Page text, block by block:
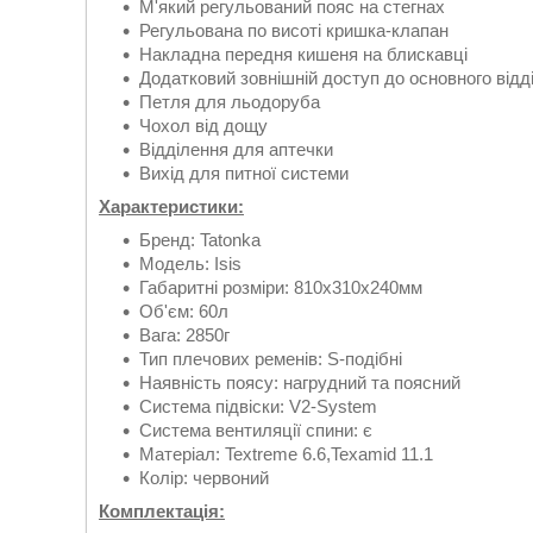
М'який регульований пояс на стегнах
Регульована по висоті кришка-клапан
Накладна передня кишеня на блискавці
Додатковий зовнішній доступ до основного
Петля для льодоруба
Чохол від дощу
Відділення для аптечки
Вихід для питної системи
Характеристики:
Бренд: Tatonka
Модель: Isis
Габаритні розміри: 810х310х240мм
Об'єм: 60л
Вага: 2850г
Тип плечових ременів: S-подібні
Наявність поясу: нагрудний та поясний
Система підвіски: V2-System
Система вентиляції спини: є
Матеріал: Textreme 6.6,Texamid 11.1
Колір: червоний
Комплектація: